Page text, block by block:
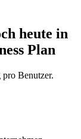
heute in
Plan
Benutzer.